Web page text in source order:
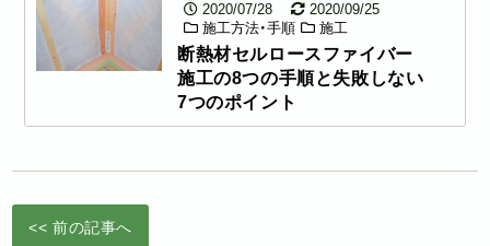
2020/07/28
2020/09/25
施工方法・手順
施工
断熱材セルロースファイバー
施工の8つの手順と失敗しない
7つのポイント
<< 前の記事へ